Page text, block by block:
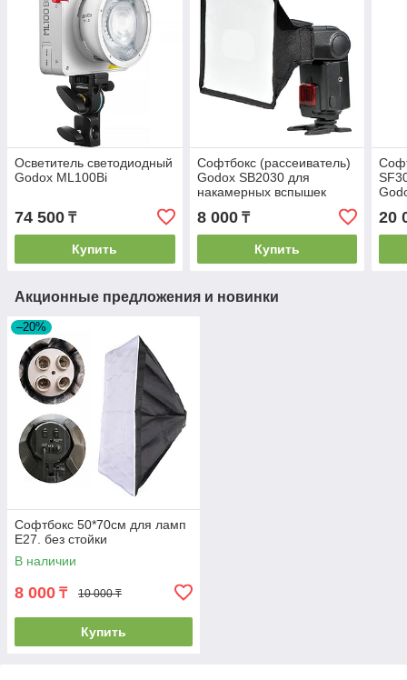
Осветитель светодиодный
Godox ML100Bi
74 500 ₸
Купить
Софтбокс (рассеиватель)
Godox SB2030 для
накамерных вспышек
20х30см, универсальный
8 000₸
Купить
20
Акционные предложения и новинки
–20%
Софтбокс 50*70см для ламп
E27. без стойки
В наличии
8 000 ₸ 10 000 ₸
Купить